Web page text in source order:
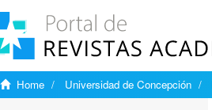
Home Universidad de Concepción